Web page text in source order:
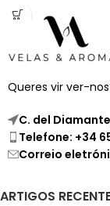
Compre já!
Queres vir ver-
C. del
Telefone: +34
Correio
ARTIGOS